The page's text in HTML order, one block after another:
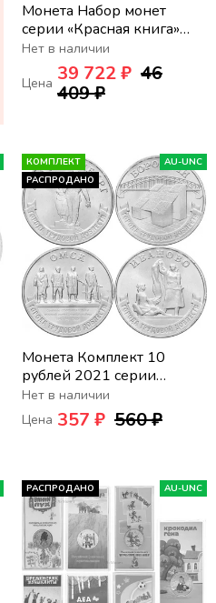
Монета Набор монет
серии «Красная книга»
1991-1994 (15 монет)
Нет в наличии
Цена 39 722 ₽ 46
409 ₽
КОМПЛЕКТ
РАСПРОДАНО
AU-UNC
Монета Комплект 10
рублей 2021 серии
«Города трудовой
доблести» (4 шт) - 1-ый
выпуск
Нет в наличии
Цена 357 ₽ 560 ₽
РАСПРОДАНО AU-UNC